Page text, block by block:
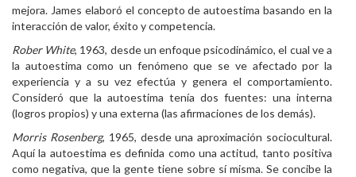
mejora. James elaboró el concepto de autoestima basando en la
interacción de valor, éxito y competencia.
Rober White, 1963, desde un enfoque psicodinámico, el cual ve a
la autoestima como un fenómeno que se ve afectado por la
experiencia y a su vez efectúa y genera el comportamiento.
Consideró que la autoestima tenía dos fuentes: una interna
(logros propios) y una externa (las afirmaciones de los demás).
Morris Rosenberg, 1965, desde una aproximación sociocultural.
Aquí la autoestima es definida como una actitud, tanto positiva
como negativa, que la gente tiene sobre sí misma. Se concibe la